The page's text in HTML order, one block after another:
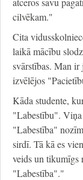
cilvēkam."
Cita
laikā mācību
svārstības. Man ir
izvēlējos
Kāda studente,
"Labestību". Viņa
"Labestība"
sirdī. Tā kā es
veids un tikumīgs
"Labestība"."